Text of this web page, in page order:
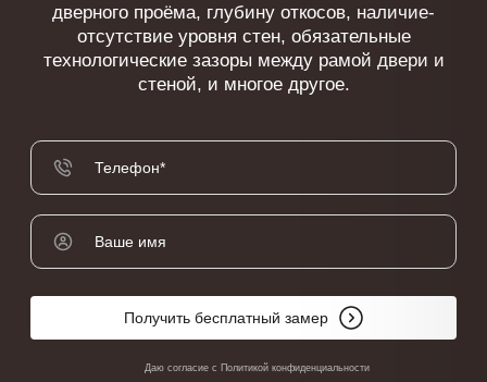
дверного проёма, глубину откосов, наличие-
отсутствие уровня стен, обязательные
технологические зазоры между рамой двери и
стеной, и многое другое.
Получить бесплатный замер
Даю согласие с Политикой конфиденциальности